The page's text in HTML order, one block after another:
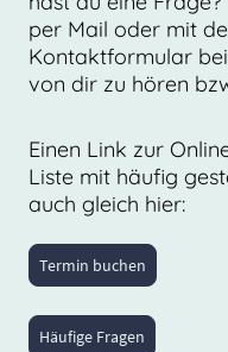
per Mail oder mit
Kontaktformular
von dir zu hören
Einen Link zur
Liste mit häufig
auch gleich hier:
Termin buchen
Häufige Fragen